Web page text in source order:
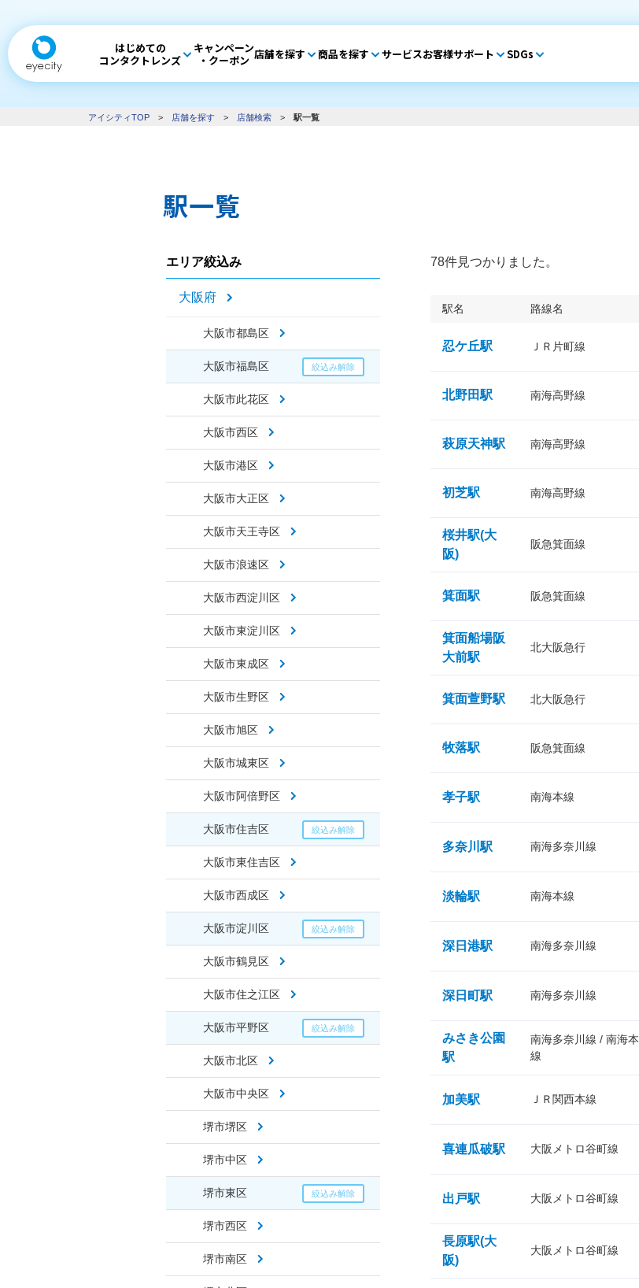
はじめての
コンタクトレンズ
キャンペーン
・クーポン 店舗を探す 商品を探す サービスお客様サポート SDGs
アイシティTOP > 店舗を探す > 店舗検索 > 駅一覧
駅一覧
エリア絞込み
大阪府
大阪市都島区
大阪市福島区
大阪市此花区
大阪市西区
大阪市港区
大阪市大正区
大阪市天王寺区
大阪市浪速区
大阪市西淀川区
大阪市東淀川区
大阪市東成区
大阪市生野区
大阪市旭区
大阪市城東区
大阪市阿倍野区
大阪市住吉区
大阪市東住吉区
大阪市西成区
大阪市淀川区
大阪市鶴見区
大阪市住之江区
大阪市平野区
大阪市北区
大阪市中央区
堺市堺区
堺市中区
堺市東区
堺市西区
堺市南区
78件見つかりました。
駅名 路線名
忍ケ丘駅 ＪＲ片町線
北野田駅 南海高野線
萩原天神駅 南海高野線
初芝駅 南海高野線
桜井駅(大
阪)
阪急箕面線
箕面駅 阪急箕面線
箕面船場阪
大前駅
北大阪急行
箕面萱野駅 北大阪急行
牧落駅 阪急箕面線
孝子駅 南海本線
多奈川駅 南海多奈川線
淡輪駅 南海本線
深日港駅 南海多奈川線
深日町駅 南海多奈川線
みさき公園
駅
南海多奈川線 / 南海本
線
加美駅 ＪＲ関西本線
喜連瓜破駅 大阪メトロ谷町線
出戸駅 大阪メトロ谷町線
長原駅(大
阪)
大阪メトロ谷町線